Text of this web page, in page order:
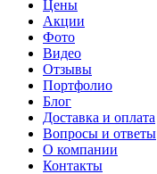
Цены
Акции
Фото
Видео
Отзывы
Портфолио
Блог
Доставка и оплата
Вопросы и ответы
О компании
Контакты